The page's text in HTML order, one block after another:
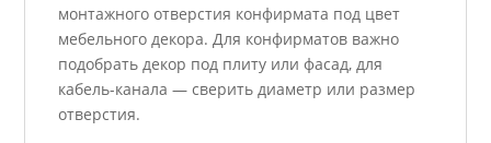
монтажного отверстия конфирмата под цвет
мебельного декора. Для конфирматов важно
подобрать декор под плиту или фасад, для
кабель-канала — сверить диаметр или размер
отверстия.